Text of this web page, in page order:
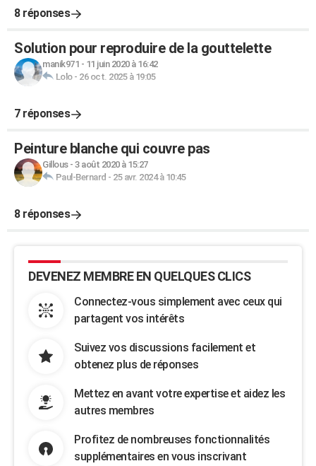
8 réponses
Solution pour reproduire de la gouttelette
manik971 - 11 juin 2020 à 16:42
Lolo- 26 oct. 2025 à 19:05
7 réponses
Peinture blanche qui couvre pas
Gillous- 3 août 2020 à 15:27
Paul-Bernard - 25 avr. 2024 à 10:45
8 réponses
DEVENEZ MEMBRE EN QUELQUES CLICS
Connectez-vous simplement avec ceux qui
partagent vos intérêts
Suivez vos discussions facilement et
obtenez plus de réponses
Mettez en avant votre expertise et aidez les
autres membres
Profitez de nombreuses fonctionnalités
supplémentaires en vous inscrivant